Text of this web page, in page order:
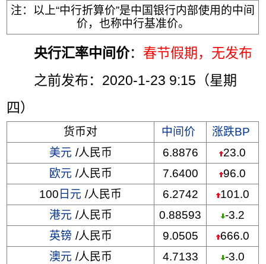
注：以上“中行折算价”是中国银行内部使用的中间
价，也称中行基准价。
央行汇率中间价： 春节假期，无发布
之前发布：2020-1-23 9:15（星期
四）
货币对 中间价
涨跌BP
美元 /人民币 6.8876
23.0
欧元 /人民币 7.6400
96.0
100 日元 /人民币 6.2742
101.0
港元 /人民币 0.88593
-3.2
英镑 /人民币 9.0505
666.0
澳元 /人民币 4.7133
-3.0